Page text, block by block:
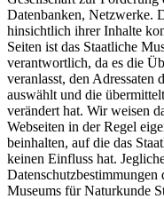
Datenbanken, Netzwerke.
hinsichtlich ihrer Inhalte
Seiten ist das Staatliche
verantwortlich, da es die
veranlasst, den
auswählt und die
verändert hat. Wir weisen
Webseiten in der Regel
beinhalten, auf die das
keinen Einfluss hat.
Datenschutzbestimmungen
Museums für Naturkunde